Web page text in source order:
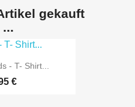
gekauft
- T- Shirt...
€